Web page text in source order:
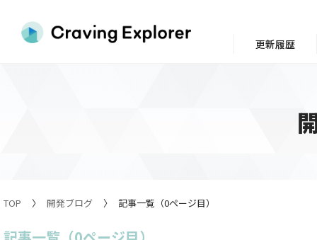
TOP 開発ブログ 記事一覧（0ページ目）
更新履歴